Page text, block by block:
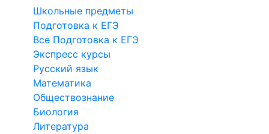
Школьные предметы
Подготовка к ЕГЭ
Все Подготовка к ЕГЭ
Экспресс курсы
Русский язык
Математика
Обществознание
Биология
Литература